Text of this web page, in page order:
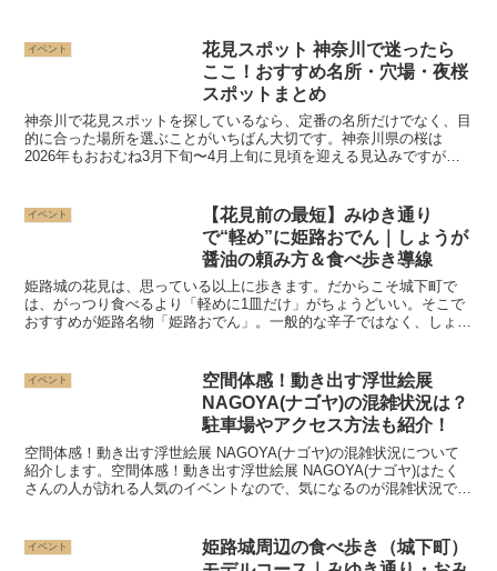
代、女性）の体験を取り上げます。今回
のリアルな体験とお勧め情...
イベント
花見スポット 神奈川で迷ったら
ここ！おすすめ名所・穴場・夜桜
スポットまとめ
神奈川で花見スポットを探しているなら、定番の名所だけでなく、目
的に合った場所を選ぶことがいちばん大切です。神奈川県の桜は
2026年もおおむね3月下旬〜4月上旬に見頃を迎える見込みですが、
イベント
【花見前の最短】みゆき通り
で“軽め”に姫路おでん｜しょうが
醤油の頼み方＆食べ歩き導線
姫路城の花見は、思っている以上に歩きます。だからこそ城下町で
は、がっつり食べるより「軽めに1皿だけ」がちょうどいい。そこで
おすすめが姫路名物「姫路おでん」。一般的な辛子ではなく、しょう
イベント
空間体感！動き出す浮世絵展
NAGOYA(ナゴヤ)の混雑状況は？
駐車場やアクセス方法も紹介！
空間体感！動き出す浮世絵展 NAGOYA(ナゴヤ)の混雑状況について
紹介します。空間体感！動き出す浮世絵展 NAGOYA(ナゴヤ)はたく
さんの人が訪れる人気のイベントなので、気になるのが混雑状況です
イベント
姫路城周辺の食べ歩き（城下町）